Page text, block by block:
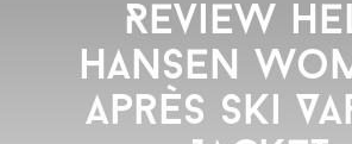
Review
Hansen
Après Ski